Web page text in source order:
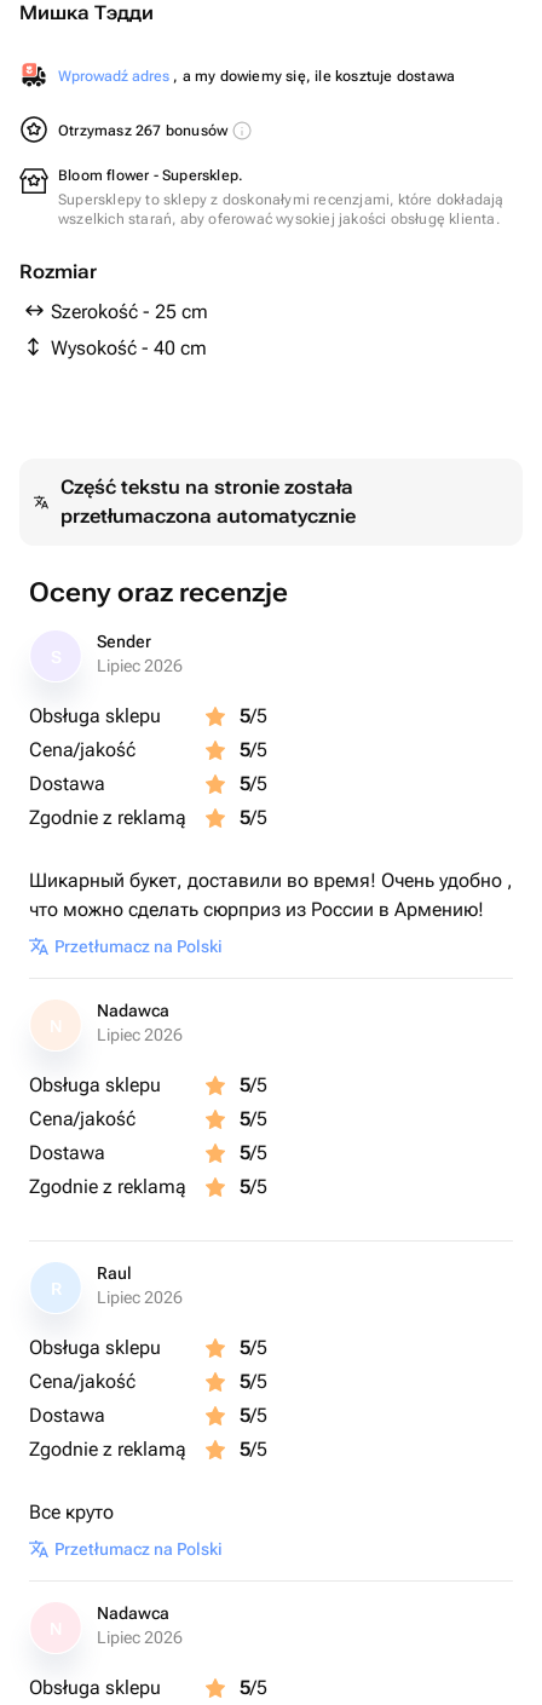
Мишка Тэдди
Wprowadź adres , a my dowiemy się, ile kosztuje dostawa
Otrzymasz 267 bonusów
Bloom flower - Supersklep.
Supersklepy to sklepy z doskonałymi recenzjami, które dokładają
wszelkich starań, aby oferować wysokiej jakości obsługę klienta.
Rozmiar
Szerokość - 25 cm
Wysokość - 40 cm
Część tekstu na stronie została
przetłumaczona automatycznie
Oceny oraz recenzje
Sender
Lipiec 2026
Obsługa sklepu 5/5
Cena/jakość
5/5
Dostawa
5/5
Zgodnie z reklamą
5/5
Шикарный букет, доставили во время! Очень удобно ,
что можно сделать сюрприз из России в Армению!
Przetłumacz na Polski
N
Nadawca
Lipiec 2026
Obsługa sklepu 5/5
Cena/jakość
5/5
Dostawa
5/5
Zgodnie z reklamą
5/5
R
Raul
Lipiec 2026
Obsługa sklepu 5/5
Cena/jakość
5/5
Dostawa
5/5
Zgodnie z reklamą
5/5
Все круто
Przetłumacz na Polski
Nadawca
Lipiec 2026
Obsługa sklepu 5/5